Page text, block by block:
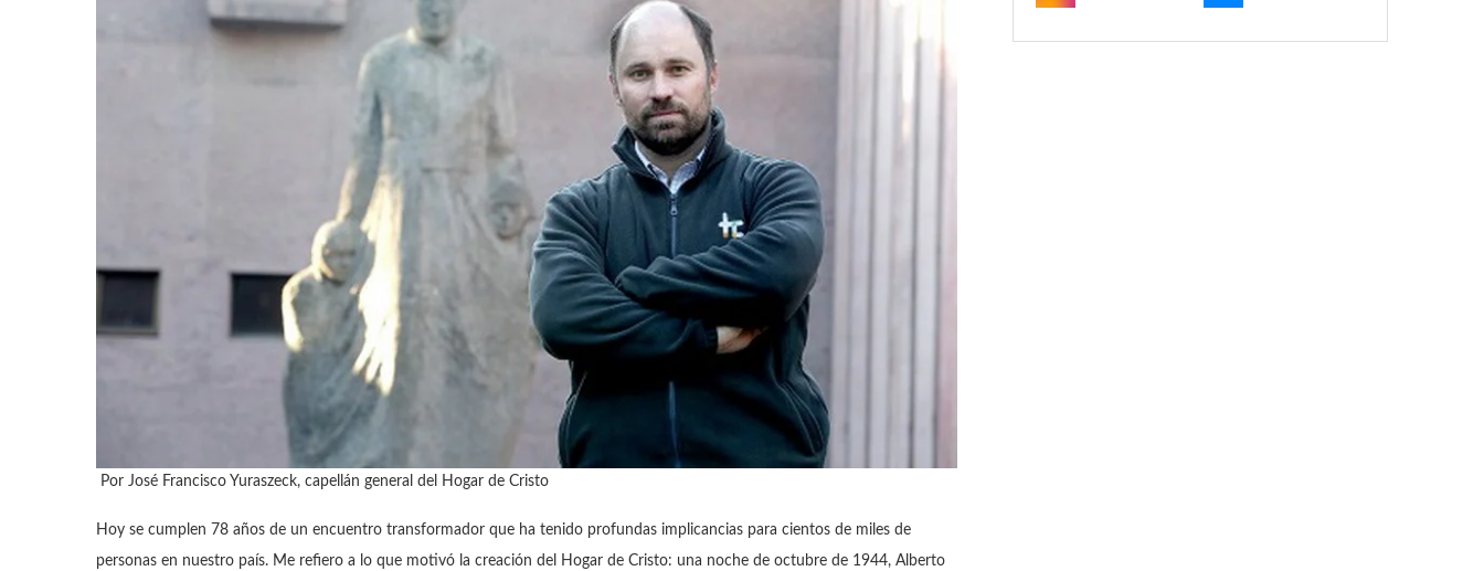
Por José Francisco Yuraszeck, capellán general del Hogar de Cristo
Hoy se cumplen 78 años de un encuentro transformador que ha tenido profundas implicancias para cientos de miles de
personas en nuestro país. Me refiero a lo que motivó la creación del Hogar de Cristo: una noche de octubre de 1944, Alberto